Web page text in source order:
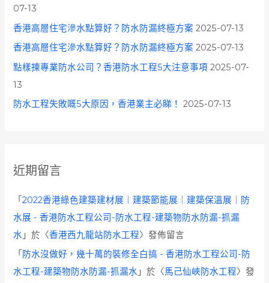
07-13
香港高層住宅滲水點算好？防水防漏終極方案 2025-07-13
香港高層住宅滲水點算好？防水防漏終極方案 2025-07-13
點樣揀專業防水公司？香港防水工程5大注意事項 2025-07-
13
防水工程失敗嘅5大原因，香港業主必睇！
2025-07-13
近期留言
「2022香港綠色建築建材展｜建築節能展｜建築保溫展｜防
水展 - 香港防水工程公司-防水工程-建築物防水防漏-抓漏
水 」於〈香港西九龍站防水工程〉發佈留言
「 防水沒做好，幾十萬的裝修全白搞 - 香港防水工程公司-防
水工程-建築物防水防漏-抓漏水 」於〈馬己仙峽防水工程〉發